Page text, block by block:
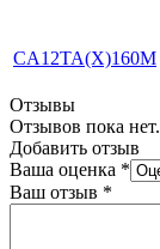
CA12TA(X)160M
Отзывы
Отзывов пока нет.
Добавить отзыв
Ваша оценка *
Ваш отзыв *